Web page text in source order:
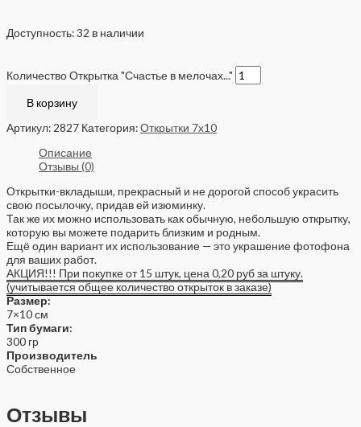
Доступность:32 в наличии
Количество Открытка "Счастье в мелочах..."
В корзину
Артикул: 2827 Категория:Открытки 7x10
Описание
Отзывы (0)
Открытки-вкладыши, прекрасный и не дорогой способ украсить
свою посылочку, придав ей изюминку.
Так же их можно использовать как обычную, небольшую открытку,
которую вы можете подарить близким и родным.
Ещё один вариант их использование — это украшение фотофона
для ваших работ.
АКЦИЯ!!! При покупке от 15 штук, цена 0,20 руб за штуку.
(учитывается общее количество открыток в заказе)
Размер:
7×10 см
Тип бумаги:
300 гр
Производитель
Собственное
Отзывы